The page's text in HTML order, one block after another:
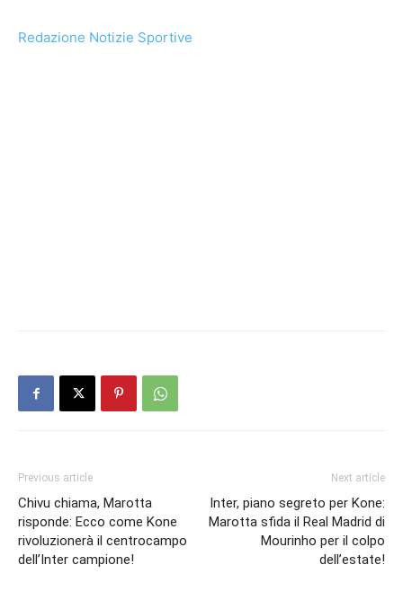
Redazione Notizie Sportive
Previous article
Chivu chiama, Marotta
risponde: Ecco come Kone
rivoluzionerà il centrocampo
dell’Inter campione!
Next article
Inter, piano segreto per Kone:
Marotta sfida il Real Madrid di
Mourinho per il colpo
dell’estate!